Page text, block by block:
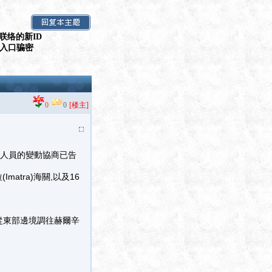
络的新ID
口骗密
0 0 [楼主]
員的變動協商已告
海關,以及16
部邊境調往赫爾辛